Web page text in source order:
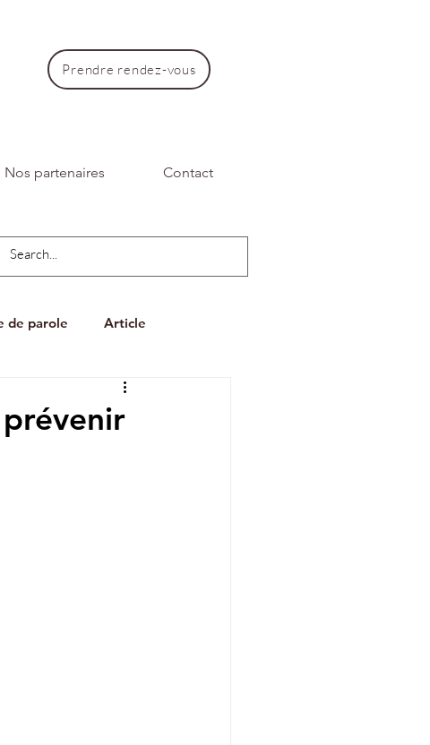
Prendre rendez-vous
Nos partenaires Contact
de parole Article